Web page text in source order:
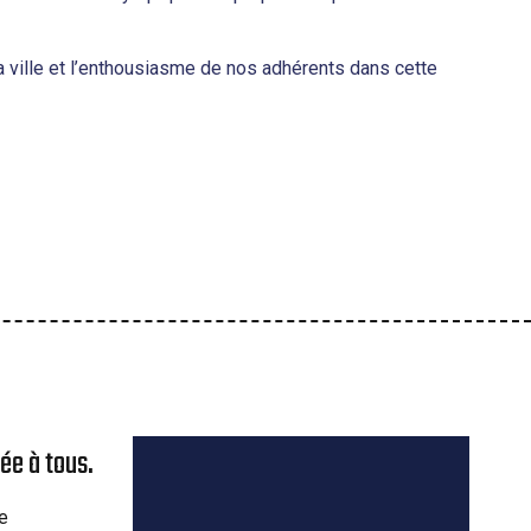
ville et l’enthousiasme de nos adhérents dans cette
à tous.